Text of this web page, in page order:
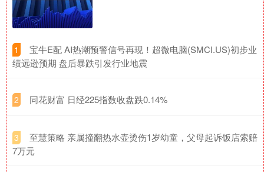
1
​宝牛E配 AI热潮预警信号再现！超微电脑(SMCI.US)初步业
绩远逊预期 盘后暴跌引发行业地震
2 ​同花财富 日经225指数收盘跌0.14%
3
​至慧策略 亲属撞翻热水壶烫伤1岁幼童，父母起诉饭店索赔
7万元